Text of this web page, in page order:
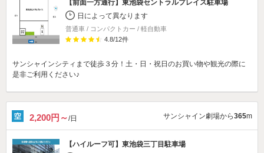
【前面一方通行】 東池袋セントラルプレイス駐車場
日によって異なります
普通車 / コンパクトカー / 軽自動車
4.8/12件
サンシャインシティまで徒歩３分！土・日・祝日のお買い物や観光の際に
是非ご利用ください♪
2,200円～/日 サンシャイン劇場から365m
【ハイルーフ可】 東池袋三丁目駐車場